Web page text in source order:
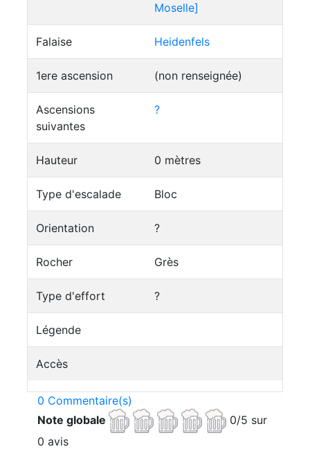
Moselle]
Falaise Heidenfels
1ere ascension (non renseignée)
Ascensions
suivantes
?
Hauteur 0 mètres
Type d'escalade Bloc
Orientation ?
Rocher Grès
Type d'effort ?
Légende
Accès
0 Commentaire(s)
Note globale
0/5 sur
0 avis